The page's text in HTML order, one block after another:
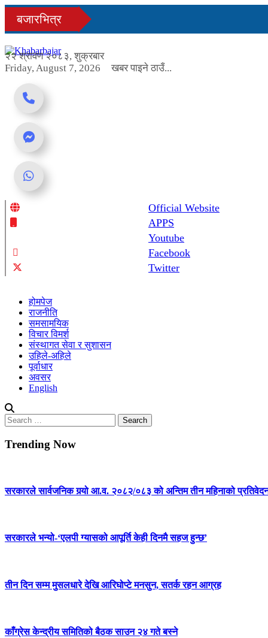
Skip
content
बजारभित्र
२२ श्रावण २०८३, शुक्रबार
Friday, August 7, 2026
खबर पाइने ठाउँ...
Online News Portal
Official Website
APPS
Youtube
Facebook
Twitter
होमपेज
राजनीति
समसामयिक
विचार विमर्श
संस्थागत सेवा र सुशासन
उहिले-अहिले
पूर्वाधार
अवसर
English
Search
for:
Trending Now
सरकारले सार्वजनिक गर्‍यो आ.व. २०८२/०८३ को अन्तिम तीन महिनाको
सरकारले भन्यो-‘एलपी ग्यासको आपूर्ति केही दिनमै सहज हुन्छ’
तीन दिन सम्म मुसलधारे देखि आरिघोप्टे मनसुन, सतर्क रहन आग्रह
काँग्रेस केन्द्रीय समितिको बैठक साउन २४ गते बस्ने